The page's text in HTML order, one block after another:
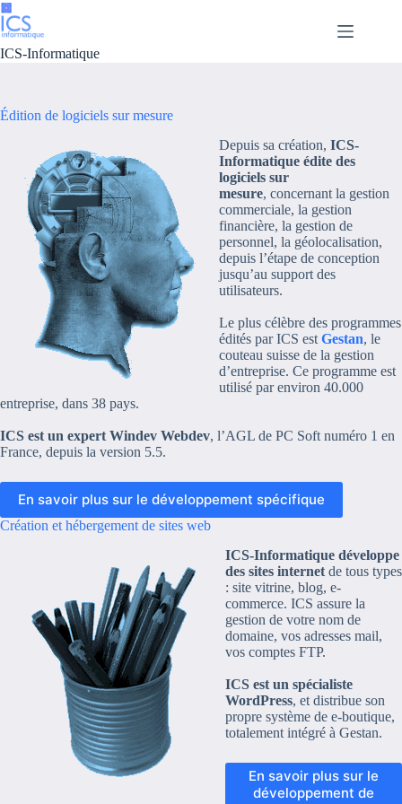
Passer
au
contenu
ICS-Informatique
Édition de logiciels sur mesure
Depuis sa création, ICS-
Informatique édite des
logiciels sur
mesure, concernant la gestion
commerciale, la gestion
financière, la gestion de
personnel, la géolocalisation,
depuis l’étape de conception
jusqu’au support des
utilisateurs.
Le plus célèbre des programmes
édités par ICS est Gestan, le
couteau suisse de la gestion
d’entreprise. Ce programme est
utilisé par environ 40.000
entreprise, dans 38 pays.
ICS est un expert Windev Webdev, l’AGL de PC Soft numéro 1 en
France, depuis la version 5.5.
En savoir plus sur le développement spécifique
Création et hébergement de sites web
ICS-Informatique développe
des sites internetde tous types
: site vitrine, blog, e-
commerce. ICS assure la
gestion de votre nom de
domaine, vos adresses mail,
vos comptes FTP.
ICS est un spécialiste
WordPress, et distribue son
propre système de e-boutique,
totalement intégré à Gestan.
En savoir plus sur le
développement de